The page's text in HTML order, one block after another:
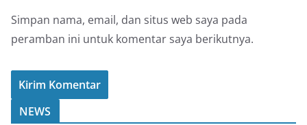
Simpan nama, email, dan situs web saya pada
peramban ini untuk komentar saya berikutnya.
NEWS